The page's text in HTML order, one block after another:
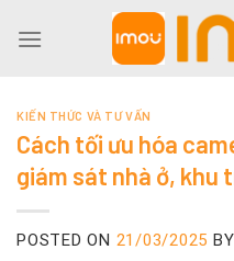
KIẾN THỨC VÀ TƯ VẤN
Cách tối ưu hóa
giám sát nhà ở, khu
POSTED ON 21/03/2025 BY